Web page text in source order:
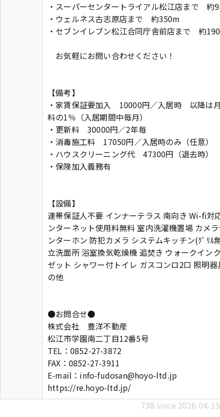
・スーパーセンタートライアル松江店まで 約
・ウェルネス古志原店まで 約350m
・セブンイレブン松江合同庁舎前店まで 約
お気軽にお問い合わせください！
【備考】
・家賃保証要加入 10000円／入居時 以降は
料の1％（入居期間中毎月）
・更新料 30000円／2年毎
・消毒施工料 17050円／入居時のみ（任意）
・ハウスクリーニング代 47300円（退去時）
・保険加入義務有
【設備】
連帯保証人不要 インナーテラス 南向き Wi-fi対
ンターネット使用料無料 室内洗濯機置場 カメ
ンターホン 防犯カメラ システムキッチン(ｸﾞﾘﾙ
立洗面所 浴室換気乾燥機 追焚き ウォークイン
ゼット シャワー付トイレ ガスコンロ2口 照明器
の他
●お問合せ●
株式会社 豊洋不動産
松江市学園南二丁目12番5号
TEL：0852-27-3872
FAX：0852-27-3911
E-mail：info-fudosan@hoyo-ltd.jp
https://re.hoyo-ltd.jp/
738 since 2026-04-15